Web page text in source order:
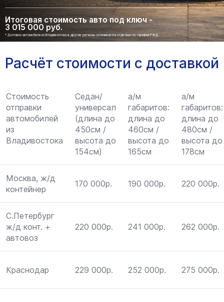
Итоговая стоимость авто под ключ -
3 015 000 руб.
* Доставка автомобиля из Владивостока в другие регионы оплачивается отдельно по тарифам РЖД.
Расчёт стоимости с доставкой
Стоимость
отправки
автомобилей
из
Владивостока
Седан/
универсал
(длина до
450см /
высота до
154см)
а/м
габаритов:
длина до
460см /
высота до
165см
а/м
габаритов:
длина до
480см /
высота до
178см
Москва, ж/д
контейнер
170 000р. 190 000р. 220 000р.
С.Петербург
ж/д конт. +
автовоз
220 000р. 241 000р. 262 000р.
Краснодар 229 000р. 252 000р. 275 000р.